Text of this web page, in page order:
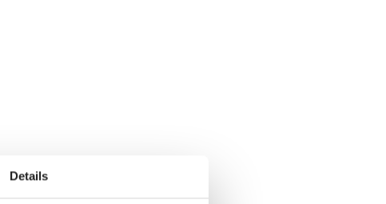
Details